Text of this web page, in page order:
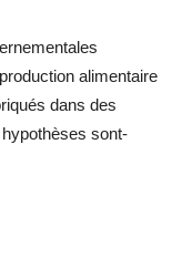
alimentaire
dans des
sont-